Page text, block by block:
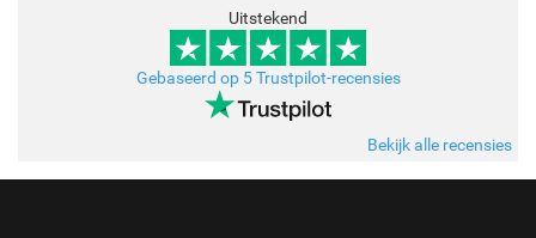
Uitstekend
Gebaseerd op 5 Trustpilot-recensies
Bekijk alle recensies